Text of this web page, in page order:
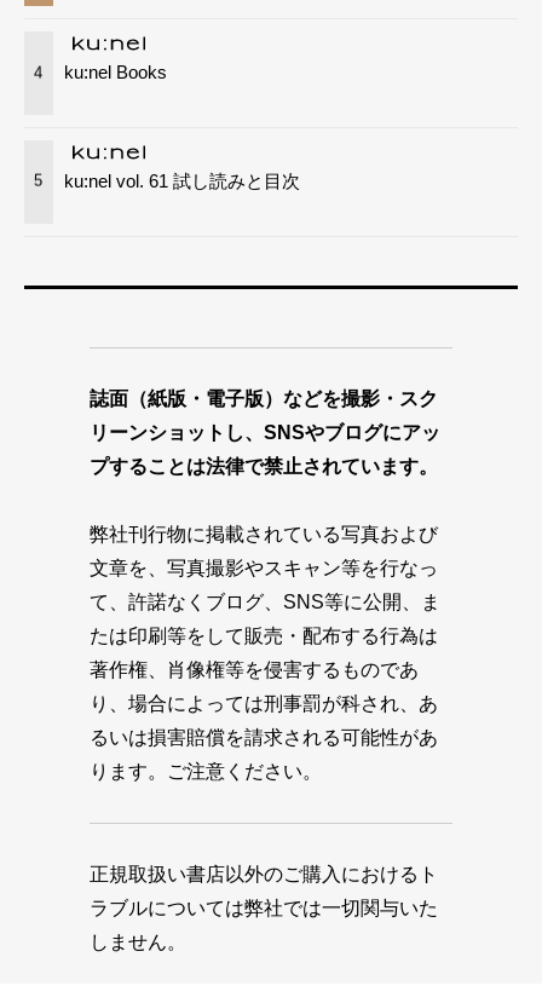
4 ku:nel Books
5 ku:nel vol. 61 試し読みと目次
誌面（紙版・電子版）などを撮影・スク
リーンショットし、SNSやブログにアッ
プすることは法律で禁止されています。
弊社刊行物に掲載されている写真および
文章を、写真撮影やスキャン等を行なっ
て、許諾なくブログ、SNS等に公開、ま
たは印刷等をして販売・配布する行為は
著作権、肖像権等を侵害するものであ
り、場合によっては刑事罰が科され、あ
るいは損害賠償を請求される可能性があ
ります。ご注意ください。
正規取扱い書店以外のご購入におけるト
ラブルについては弊社では一切関与いた
しません。